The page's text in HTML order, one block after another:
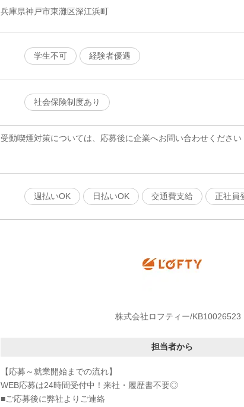
兵庫県神戸市東灘区深江浜町
学生不可
経験者優遇
社会保険制度あり
受動喫煙対策については、応募後に企業へお問い合わせください
週払いOK
日払いOK 交通費支給 正社員
株式会社ロフティー/KB10026523
担当者から
【応募～就業開始までの流れ】
WEB応募は24時間受付中！来社・履歴書不要◎
■ご応募後に弊社よりご連絡